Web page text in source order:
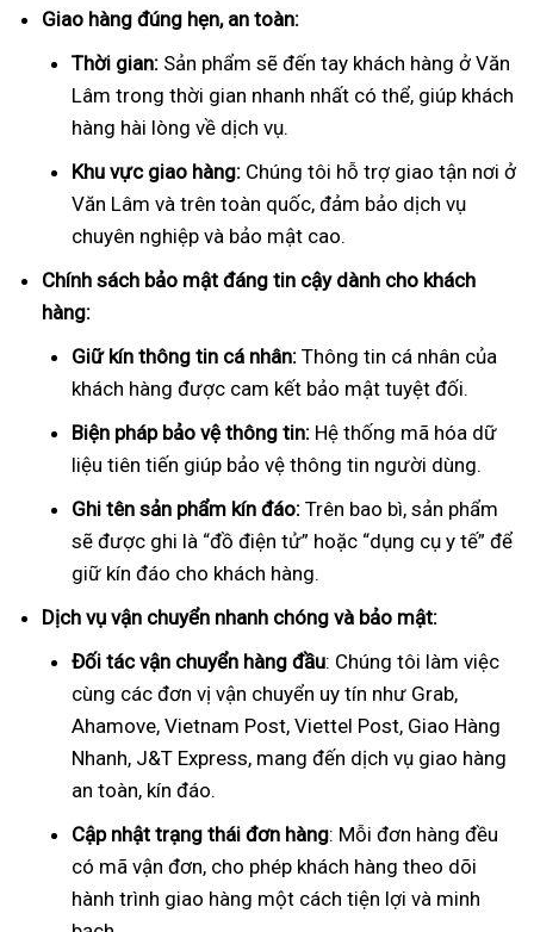
Giao hàng đúng hẹn, an toàn:
Thời gian: Sản phẩm sẽ đến tay khách hàng ở Văn
Lâm trong thời gian nhanh nhất có thể, giúp khách
hàng hài lòng về dịch vụ.
Khu vực giao hàng: Chúng tôi hỗ trợ giao tận nơi ở
Văn Lâm và trên toàn quốc, đảm bảo dịch vụ
chuyên nghiệp và bảo mật cao.
Chính sách bảo mật đáng tin cậy dành cho khách
hàng:
Giữ kín thông tin cá nhân: Thông tin cá nhân của
khách hàng được cam kết bảo mật tuyệt đối.
Biện pháp bảo vệ thông tin: Hệ thống mã hóa dữ
liệu tiên tiến giúp bảo vệ thông tin người dùng.
Ghi tên sản phẩm kín đáo: Trên bao bì, sản phẩm
sẽ được ghi là “đồ điện tử” hoặc “dụng cụ y tế” để
giữ kín đáo cho khách hàng.
Dịch vụ vận chuyển nhanh chóng và bảo mật:
Đối tác vận chuyển hàng đầu: Chúng tôi làm việc
cùng các đơn vị vận chuyển uy tín như Grab,
Ahamove, Vietnam Post, Viettel Post, Giao Hàng
Nhanh, J&T Express, mang đến dịch vụ giao hàng
an toàn, kín đáo.
Cập nhật trạng thái đơn hàng: Mỗi đơn hàng đều
có mã vận đơn, cho phép khách hàng theo dõi
hành trình giao hàng một cách tiện lợi và minh